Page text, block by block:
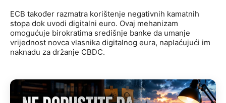
ECB također razmatra korištenje negativnih kamatnih
stopa dok uvodi digitalni euro. Ovaj mehanizam
omogućuje birokratima središnje banke da umanje
vrijednost novca vlasnika digitalnog eura, naplaćujući im
naknadu za držanje CBDC.